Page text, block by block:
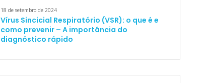
18 de setembro de 2024
Vírus Sincicial Respiratório (VSR): o que é e
como prevenir – A importância do
diagnóstico rápido